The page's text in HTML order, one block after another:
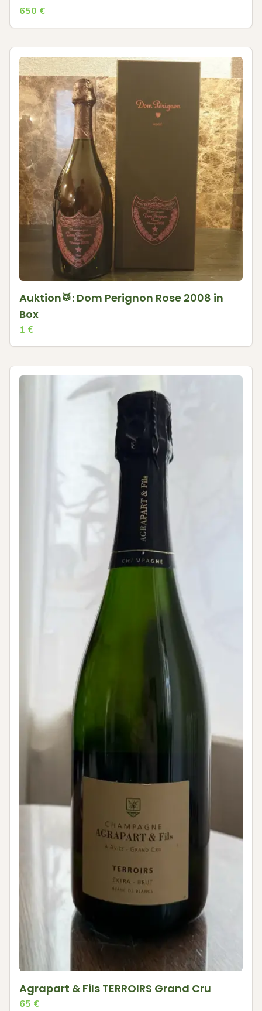
650 €
Auktion🥁: Dom Perignon Rose 2008 in
Box
1 €
Agrapart & Fils TERROIRS Grand Cru
65 €